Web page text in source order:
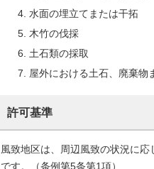
水面の埋立てまたは干拓
木竹の伐採
土石類の採取
屋外における土石、廃棄物
許可基準
風致地区は、周辺風致の状況に
です。（条例第5条第1項）